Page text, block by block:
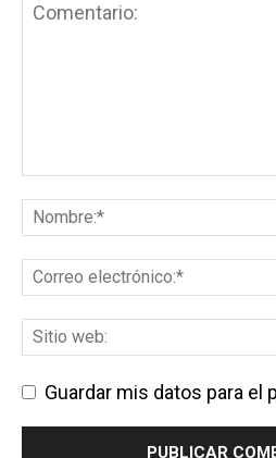
Guardar mis datos para el